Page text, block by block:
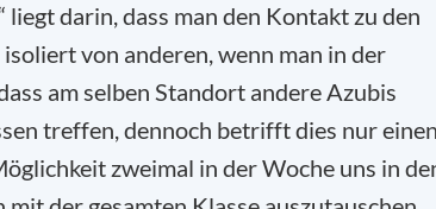
darin, dass man den Kontakt zu den
von anderen, wenn man in der
am selben Standort andere Azubis
treffen, dennoch betrifft dies nur einen
zweimal in der Woche uns in